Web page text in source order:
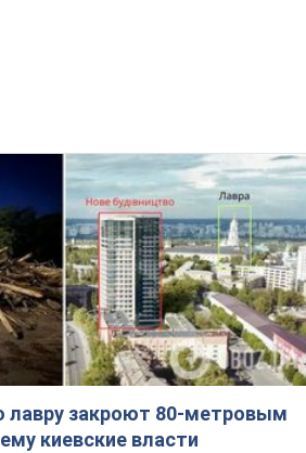
лавру закроют 80-метровым
киевские власти